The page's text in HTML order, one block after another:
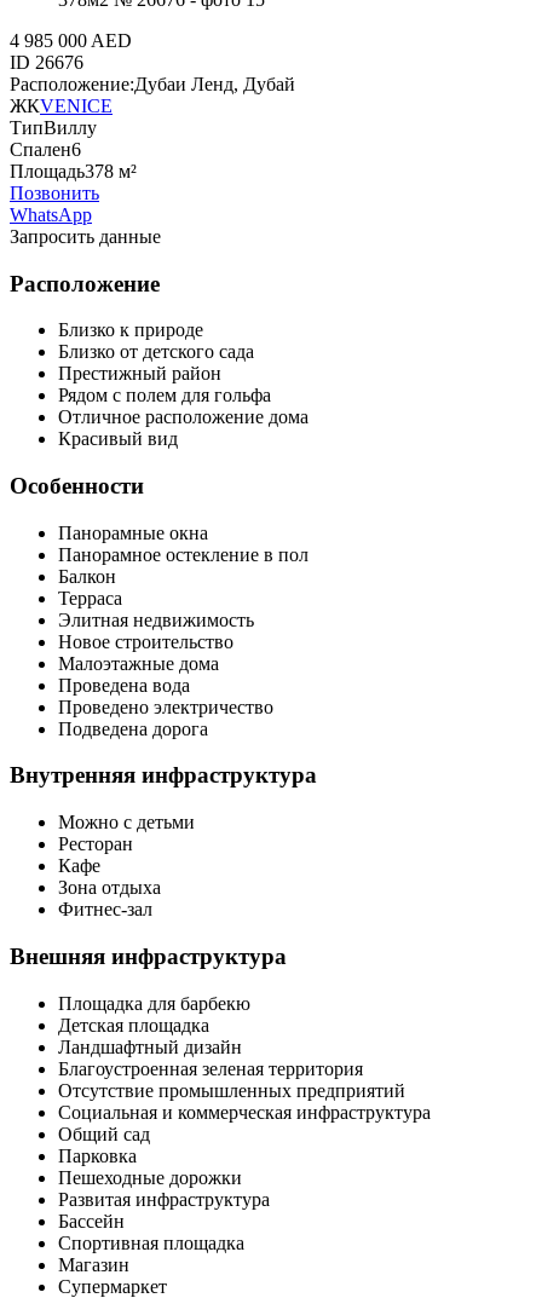
4 985 000 AED
ID 26676
Расположение:Дубаи Ленд, Дубай
ЖКVENICE
ТипВиллу
Спален6
Площадь378 м²
Позвонить
WhatsApp
Запросить данные
Расположение
Близко к природе
Близко от детского сада
Престижный район
Рядом с полем для гольфа
Отличное расположение дома
Красивый вид
Особенности
Панорамные окна
Панорамное остекление в пол
Балкон
Терраса
Элитная недвижимость
Новое строительство
Малоэтажные дома
Проведена вода
Проведено электричество
Подведена дорога
Внутренняя инфраструктура
Можно с детьми
Ресторан
Кафе
Зона отдыха
Фитнес-зал
Внешняя инфраструктура
Площадка для барбекю
Детская площадка
Ландшафтный дизайн
Благоустроенная зеленая территория
Отсутствие промышленных предприятий
Социальная и коммерческая инфраструктура
Общий сад
Парковка
Пешеходные дорожки
Развитая инфраструктура
Бассейн
Спортивная площадка
Магазин
Супермаркет